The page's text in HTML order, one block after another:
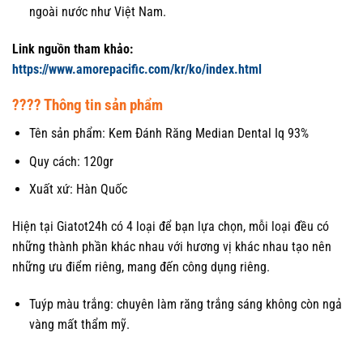
ngoài nước như Việt Nam.
Link nguồn tham khảo:
https://www.amorepacific.com/kr/ko/index.html
???? Thông tin sản phẩm
Tên sản phẩm: Kem Đánh Răng Median Dental Iq 93%
Quy cách: 120gr
Xuất xứ: Hàn Quốc
Hiện tại Giatot24h có 4 loại để bạn lựa chọn, mỗi loại đều có
những thành phần khác nhau với hương vị khác nhau tạo nên
những ưu điểm riêng, mang đến công dụng riêng.
Tuýp màu trắng: chuyên làm răng trắng sáng không còn ngả
vàng mất thẩm mỹ.